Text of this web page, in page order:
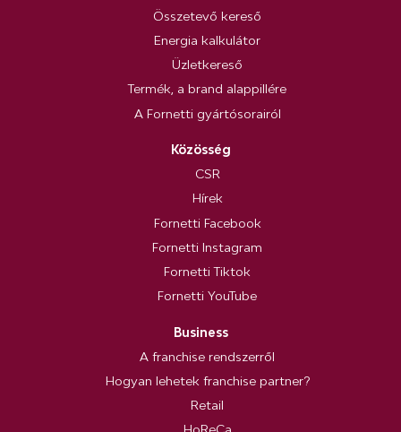
Összetevő kereső
Energia kalkulátor
Üzletkereső
Termék, a brand alappillére
A Fornetti gyártósorairól
Közösség
CSR
Hírek
Fornetti Facebook
Fornetti Instagram
Fornetti Tiktok
Fornetti YouTube
Business
A franchise rendszerről
Hogyan lehetek franchise partner?
Retail